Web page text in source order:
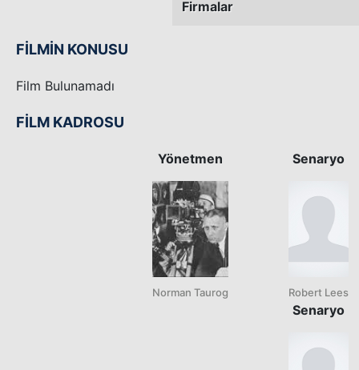
Firmalar
FİLMİN KONUSU
Film Bulunamadı
FİLM KADROSU
Yönetmen
Norman Taurog
Senaryo
Robert Lees
Senaryo